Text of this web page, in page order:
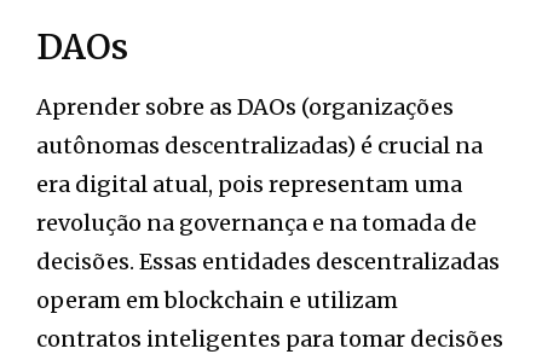
DAOs
Aprender sobre as DAOs (organizações
autônomas descentralizadas) é crucial na
era digital atual, pois representam uma
revolução na governança e na tomada de
decisões. Essas entidades descentralizadas
operam em blockchain e utilizam
contratos inteligentes para tomar decisões